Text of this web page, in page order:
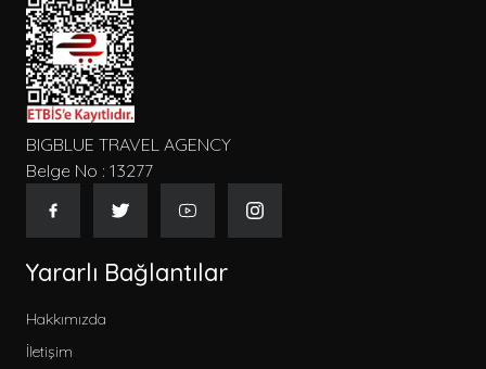
Konum
Tip
Gecelik Fiyat
BIGBLUE TRAVEL AGENCY
Belge No : 13277
Yararlı Bağlantılar
Hakkımızda
İletişim